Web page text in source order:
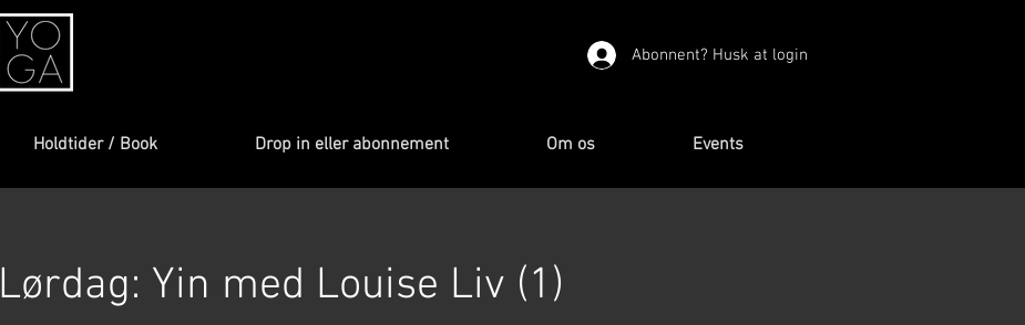
Abonnent? Husk at login
Holdtider / Book Drop in eller abonnement Om os Events
Lørdag: Yin med Louise Liv (1)